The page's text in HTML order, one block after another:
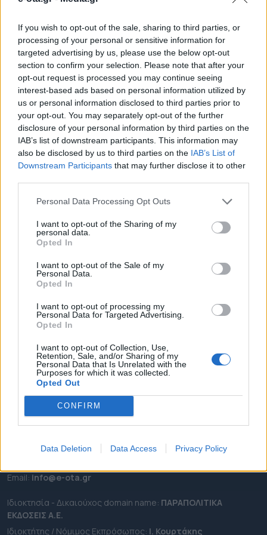
If you wish to opt-out of the sale, sharing to third parties, or
processing of your personal or sensitive information for
targeted advertising by us, please use the below opt-out
section to confirm your selection. Please note that after your
opt-out request is processed you may continue seeing
interest-based ads based on personal information utilized by
us or personal information disclosed to third parties prior to
your opt-out. You may separately opt-out of the further
disclosure of your personal information by third parties on the
IAB’s list of downstream participants. This information may
also be disclosed by us to third parties on the IAB’s List of
Downstream Participants that may further disclose it to other
Personal Data Processing Opt Outs
I want to opt-out of the Sharing of my
personal data.
Opted In
I want to opt-out of the Sale of my
Personal Data.
Opted In
I want to opt-out of processing my
Personal Data for Targeted Advertising.
Opted In
I want to opt-out of Collection, Use,
Retention, Sale, and/or Sharing of my
Personal Data that Is Unrelated with the
Purposes for which it was collected.
Opted Out
CONFIRM
Data Deletion Data Access Privacy Policy
Ξεκίνησε το πρωί της Δευτέρας 9 Μαρτίου η
διαδικασία υποβολής αιτήσεων για την προκήρυξη
3Κ/2026 του ΑΣΕΠ, η οποία αφορά την πλήρωση 43
μόνιμων θέσεων στην Υπηρεσία Πολιτικής
Αεροπορίας (ΥΠΑ) του Υπουργείου Υποδομών και
Μεταφορών. Η προθεσμία για την κατάθεση των
αιτήσεων ολοκληρώνεται την Πέμπτη 26 Μαρτίου
στις 14:00. Οι ενδιαφερόμενοι μπορούν να
υποβάλουν την […]
09.03.2026 - 09.31
ΡΟΗ ΕΙΔΗΣΕΩΝ
ΕΠΙΚΑΙΡΟΤΗΤΑ
ΠΕΡΙΦΕΡΕΙΕΣ
OTA LEAKS
ΣΥΝΕΝΤΕΥΞΕΙΣ
ΑΠΟΨΕΙΣ
ΠΡΟΣΛΗΨΕΙΣ
e-ota.gr | Ταυτότητα
Καλλιθέα Αττικής
Εmail: info@e-ota.gr
Ιδιοκτησία - Δικαιούχος domain name: ΠΑΡΑΠΟΛΙΤΙΚΑ
ΕΚΔΟΣΕΙΣ A.E.
Ιδιοκτήτης / Νόμιμος Εκπρόσωπος: Ι. Κουρτάκης